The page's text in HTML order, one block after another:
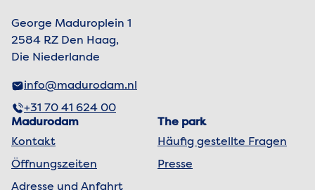
George Maduroplein 1
2584 RZ Den Haag,
Die Niederlande
info@madurodam.nl
+31 70 41 624 00
Madurodam
Kontakt
Öffnungszeiten
Adresse und Anfahrt
The park
Häufig gestellte Fragen
Presse